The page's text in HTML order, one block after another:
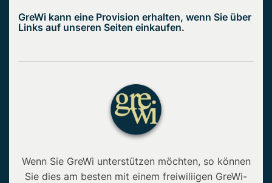
GreWi kann eine Provision erhalten, wenn Sie über
Links auf unseren Seiten einkaufen.
Wenn Sie GreWi unterstützen möchten, so können
Sie dies am besten mit einem freiwiliigen GreWi-